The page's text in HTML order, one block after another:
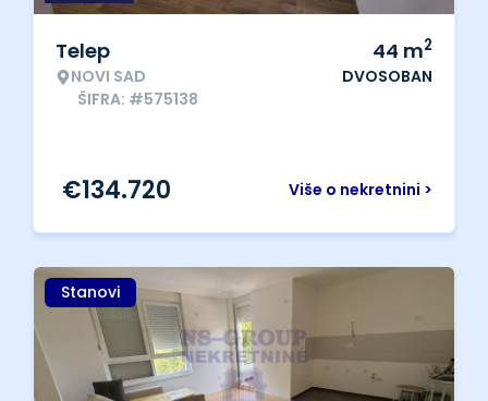
Telep
NOVI SAD
ŠIFRA: #575138
44 m2
DVOSOBAN
Više o nekretnini >
€134.720
Stanovi